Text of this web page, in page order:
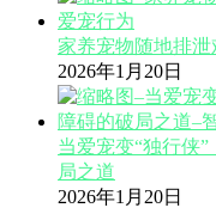
家养宠物随地排
2026年1月20日
当爱宠变“独行侠
局之道
2026年1月20日